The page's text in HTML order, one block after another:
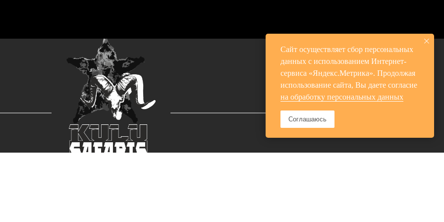
Сайт осуществляет сбор персональных
данных с использованием Интернет-
сервиса «Яндекс.Метрика». Продолжая
использование сайта, Вы даете согласие
на обработку персональных данных
Соглашаюсь